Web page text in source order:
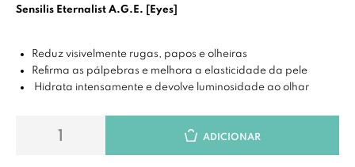
Sensilis Eternalist A.G.E. [Eyes]
Reduz visivelmente rugas, papos e olheiras
Refirma as pálpebras e melhora a elasticidade da pele
Hidrata intensamente e devolve luminosidade ao olhar
ADICIONAR